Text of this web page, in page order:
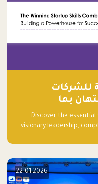
للشركات
بها
Discover the essential
visionary leadership,
22-01-2026